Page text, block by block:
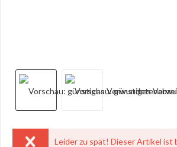
Leider zu spät! Dieser Artikel ist